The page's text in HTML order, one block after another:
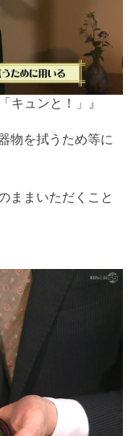
キュンと！」』
物を拭うため等に
ままいただくこと